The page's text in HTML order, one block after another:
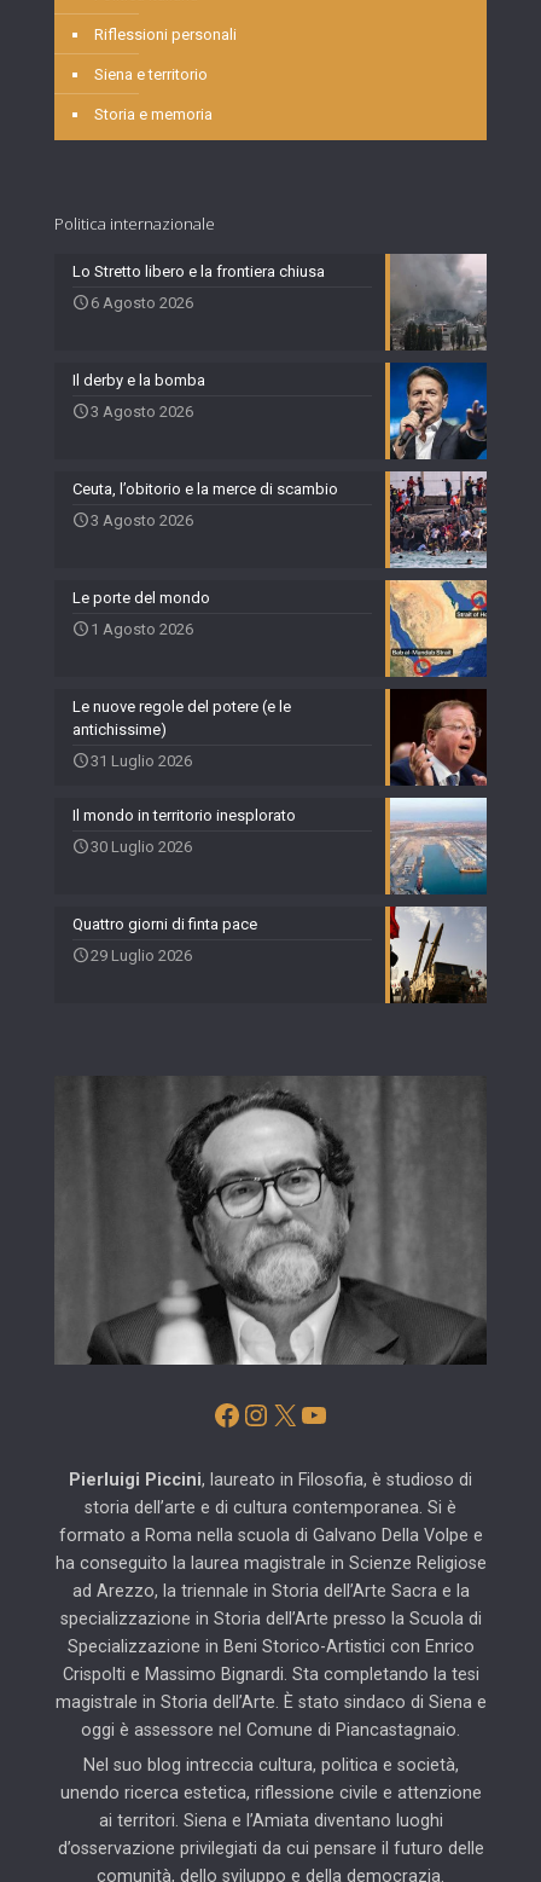
Riflessioni personali
Siena e territorio
Storia e memoria
Politica internazionale
Lo Stretto libero e la frontiera chiusa
6 Agosto 2026
Il derby e la bomba
3 Agosto 2026
Ceuta, l’obitorio e la merce di scambio
3 Agosto 2026
Le porte del mondo
1 Agosto 2026
Le nuove regole del potere (e le
antichissime)
31 Luglio 2026
Il mondo in territorio inesplorato
30 Luglio 2026
Quattro giorni di finta pace
29 Luglio 2026
Facebook
Instagram
X YouTube
Pierluigi Piccini, laureato in Filosofia, è studioso di
storia dell’arte e di cultura contemporanea. Si è
formato a Roma nella scuola di Galvano Della Volpe e
ha conseguito la laurea magistrale in Scienze Religiose
ad Arezzo, la triennale in Storia dell’Arte Sacra e la
specializzazione in Storia dell’Arte presso la Scuola di
Specializzazione in Beni Storico-Artistici con Enrico
Crispolti e Massimo Bignardi. Sta completando la tesi
magistrale in Storia dell’Arte. È stato sindaco di Siena e
oggi è assessore nel Comune di Piancastagnaio.
Nel suo blog intreccia cultura, politica e società,
unendo ricerca estetica, riflessione civile e attenzione
ai territori. Siena e l’Amiata diventano luoghi
d’osservazione privilegiati da cui pensare il futuro delle
comunità, dello sviluppo e della democrazia.